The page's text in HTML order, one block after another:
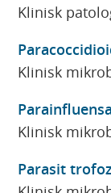
Klinisk
Klinisk
Klinisk
Parasit